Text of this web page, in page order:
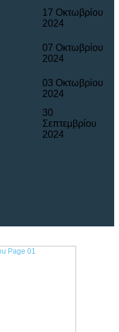
17 Οκτωβρίου
2024
07 Οκτωβρίου
2024
03 Οκτωβρίου
2024
30
Σεπτεμβρίου
2024